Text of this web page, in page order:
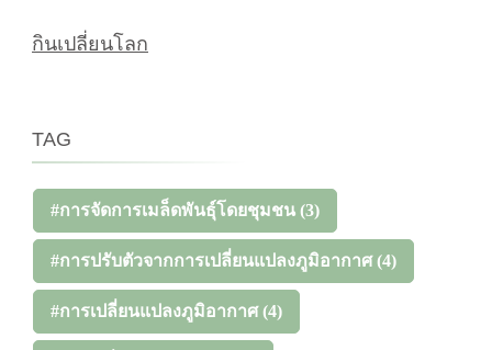
กินเปลี่ยนโลก
TAG
#การจัดการเมล็ดพันธุ์โดยชุมชน (3)
#การปรับตัวจากการเปลี่ยนแปลงภูมิอากาศ(4)
#การเปลี่ยนแปลงภูมิอากาศ(4)